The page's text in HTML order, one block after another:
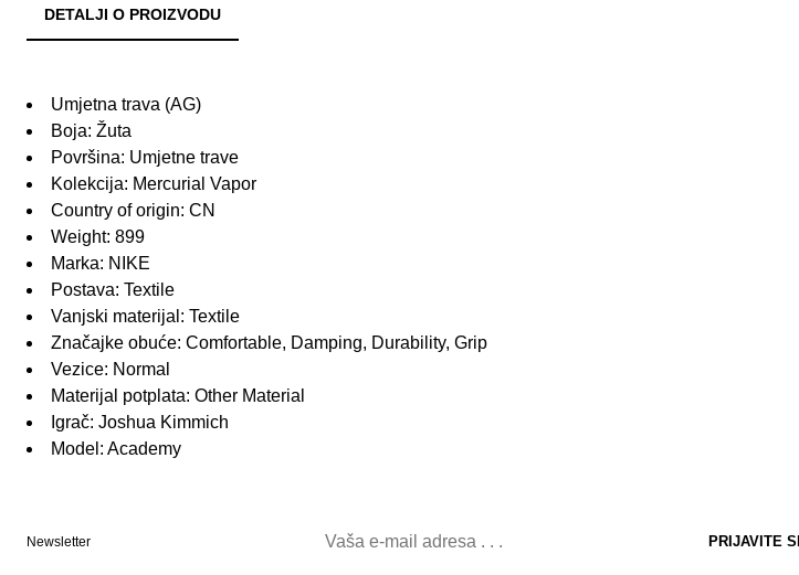
DETALJI O PROIZVODU
Umjetna trava (AG)
Boja: Žuta
Površina: Umjetne trave
Kolekcija: Mercurial Vapor
Country of origin: CN
Weight: 899
Marka: NIKE
Postava: Textile
Vanjski materijal: Textile
Značajke obuće: Comfortable, Damping, Durability, Grip
Vezice: Normal
Materijal potplata: Other Material
Igrač: Joshua Kimmich
Model: Academy
Newsletter